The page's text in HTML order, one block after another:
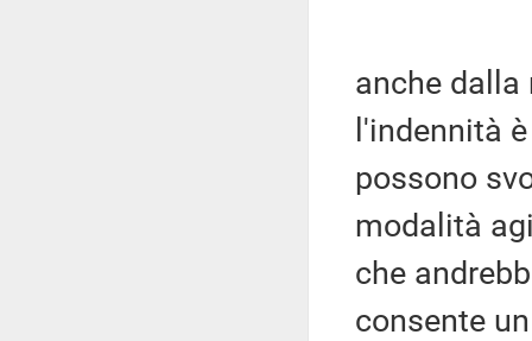
anche dalla
l'indennità
possono
modalità
che
consente